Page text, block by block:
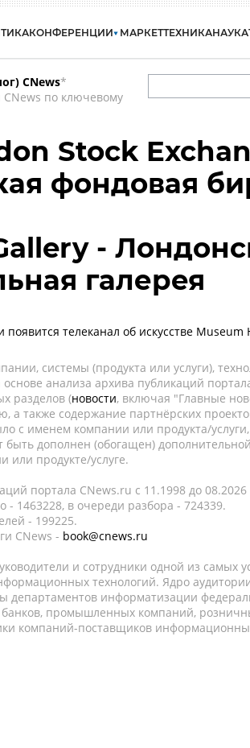
КОНФЕРЕНЦИИ МАРКЕТТЕХНИКАНАУКА
CNews*
по ключевому
Stock
фондовая
-
галерея
появится телеканал об искусстве Museum
системы (продукта или услуги),
основе анализа архива публикаций
разделов (новости, включая "Главные
а также содержание партнёрских
с именем компании или продукта/
дополнен (обогащен)
или продукте/услуге.
портала CNews.ru c 11.1998 до 08.2026
1463228, в очереди разбора - 724339.
- 199225.
CNews - book@cnews.ru
и сотрудники одной из самых
технологий. Ядро
департаментов информатизации
банков, промышленных компаний,
компаний-поставщиков